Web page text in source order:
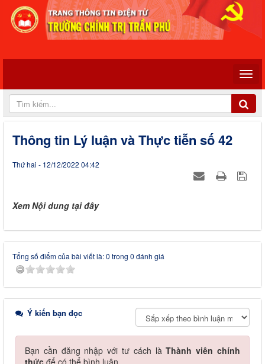
Thông tin Lý luận và Thực tiễn số 42
Thứ hai - 12/12/2022 04:42
Xem Nội dung tại đây
Tổng số điểm của bài viết là: 0 trong 0 đánh giá
Ý kiến bạn đọc
Bạn cần đăng nhập với tư cách làThành viên chính